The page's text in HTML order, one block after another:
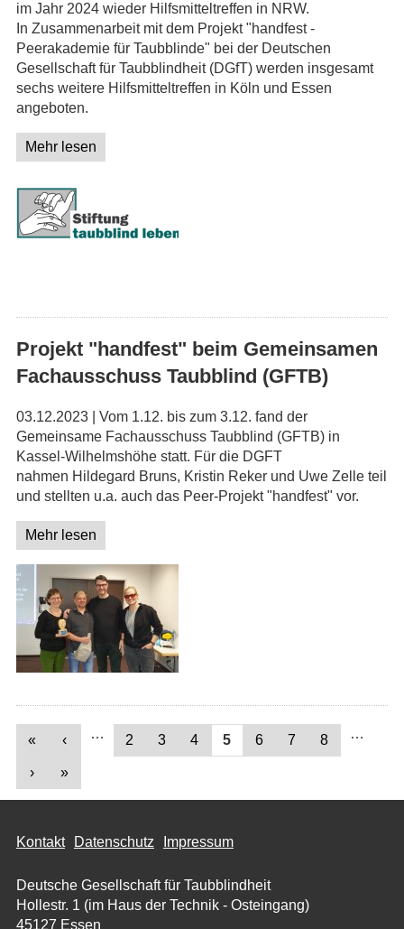
im Jahr 2024 wieder Hilfsmitteltreffen in NRW.
In Zusammenarbeit mit dem Projekt "handfest -
Peerakademie für Taubblinde" bei der Deutschen
Gesellschaft für Taubblindheit (DGfT) werden insgesamt
sechs weitere Hilfsmitteltreffen in Köln und Essen
angeboten.
Mehr lesen
Projekt "handfest" beim Gemeinsamen
Fachausschuss Taubblind (GFTB)
03.12.2023 | Vom 1.12. bis zum 3.12. fand der
Gemeinsame Fachausschuss Taubblind (GFTB) in
Kassel-Wilhelmshöhe statt. Für die DGFT
nahmen Hildegard Bruns, Kristin Reker und Uwe Zelle teil
und stellten u.a. auch das Peer-Projekt "handfest" vor.
Mehr lesen
Seiten
« ‹ … 2 3 4 5 6 7 8 …
› »
Kontakt Datenschutz Impressum
Deutsche Gesellschaft für Taubblindheit
Hollestr. 1 (im Haus der Technik - Osteingang)
45127 Essen